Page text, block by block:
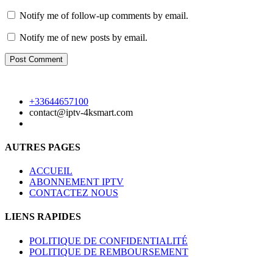
Notify me of follow-up comments by email.
Notify me of new posts by email.
+33644657100
contact@iptv-4ksmart.com
AUTRES PAGES
ACCUEIL
ABONNEMENT IPTV
CONTACTEZ NOUS
LIENS RAPIDES
POLITIQUE DE CONFIDENTIALITÉ
POLITIQUE DE REMBOURSEMENT